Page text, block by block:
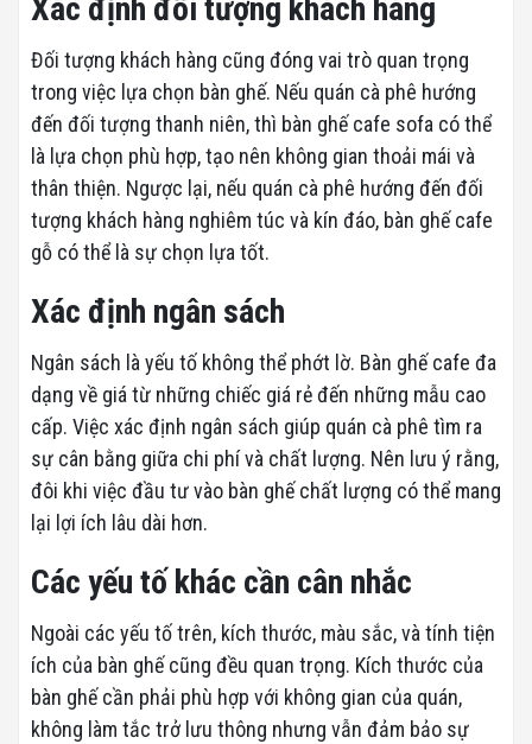
Xác định đối tượng khách hàng
Đối tượng khách hàng cũng đóng vai trò quan trọng
trong việc lựa chọn bàn ghế. Nếu quán cà phê hướng
đến đối tượng thanh niên, thì bàn ghế cafe sofa có thể
là lựa chọn phù hợp, tạo nên không gian thoải mái và
thân thiện. Ngược lại, nếu quán cà phê hướng đến đối
tượng khách hàng nghiêm túc và kín đáo, bàn ghế cafe
gỗ có thể là sự chọn lựa tốt.
Xác định ngân sách
Ngân sách là yếu tố không thể phớt lờ. Bàn ghế cafe đa
dạng về giá từ những chiếc giá rẻ đến những mẫu cao
cấp. Việc xác định ngân sách giúp quán cà phê tìm ra
sự cân bằng giữa chi phí và chất lượng. Nên lưu ý rằng,
đôi khi việc đầu tư vào bàn ghế chất lượng có thể mang
lại lợi ích lâu dài hơn.
Các yếu tố khác cần cân nhắc
Ngoài các yếu tố trên, kích thước, màu sắc, và tính tiện
ích của bàn ghế cũng đều quan trọng. Kích thước của
bàn ghế cần phải phù hợp với không gian của quán,
không làm tắc trở lưu thông nhưng vẫn đảm bảo sự